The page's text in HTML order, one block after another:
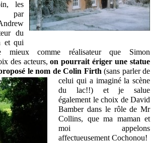
les
par
du
et qui
mieux comme réalisateur que Simon
des acteurs,on pourrait ériger une statue
le nom de Colin Firth (sans parler de
celui qui a imaginé la scène
du lac!!) et je salue
également le choix de David
Bamber dans le rôle de Mr
Collins, que ma maman et
moi appelons
affectueusement Cochonou!